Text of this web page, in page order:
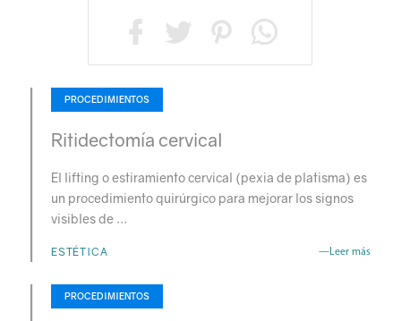
PROCEDIMIENTOS
Ritidectomía cervical
El lifting o estiramiento cervical (pexia de platisma) es
un procedimiento quirúrgico para mejorar los signos
visibles de …
ESTÉTICA —Leer más
PROCEDIMIENTOS